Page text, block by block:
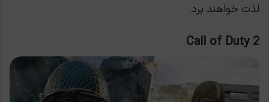
لذت خواهند برد.
Call of Duty 2